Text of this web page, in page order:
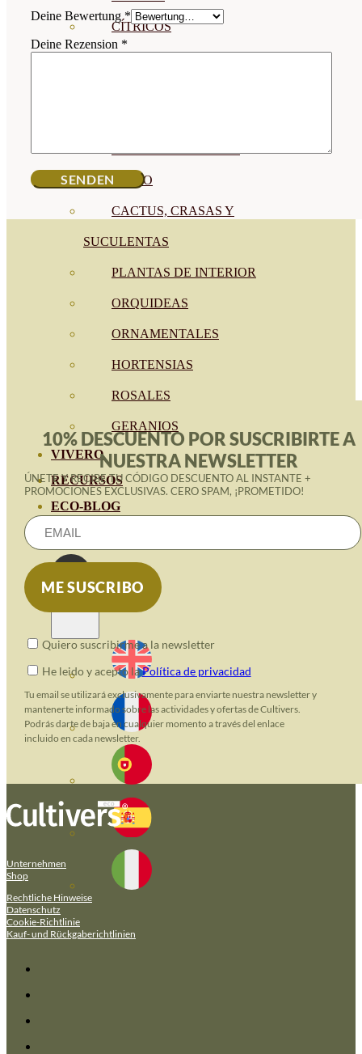
CÍTRICOS
FRUTALES
OLIVO
CACTUS, CRASAS Y
SUCULENTAS
PLANTAS DE INTERIOR
ORQUIDEAS
ORNAMENTALES
HORTENSIAS
ROSALES
GERANIOS
VIVERO
RECURSOS
ECO-BLOG
KONTAKT
Deine Bewertung*
Deine Rezension *
10% DESCUENTO POR SUSCRIBIRTE A
NUESTRA NEWSLETTER
ÚNETE Y RECIBE TU CÓDIGO DESCUENTO AL INSTANTE +
PROMOCIONES EXCLUSIVAS. CERO SPAM, ¡PROMETIDO!
Quiero suscribirme a la newsletter
He leido y acepto laPolítica de privacidad
Tu email se utilizará exclusivamente para enviarte nuestra newsletter y
mantenerte informado sobre las actividades y ofertas de Cultivers.
Podrás darte de baja en cualquier momento a través del enlace
incluido en cada newsletter.
Unternehmen
Shop
Rechtliche Hinweise
Datenschutz
Cookie-Richtlinie
Kauf- und Rückgaberichtlinien